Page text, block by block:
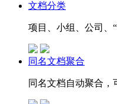
文档分类
项目、小组、公司、
同名文档聚合
同名文档自动聚合，